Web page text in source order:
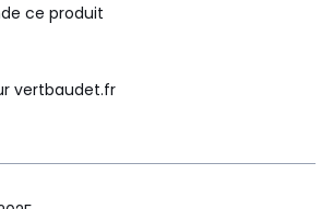
ce produit
vertbaudet.fr